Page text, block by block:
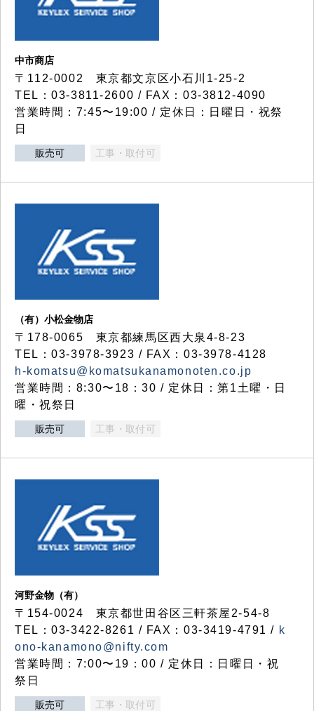
中市商店
〒112-0002 東京都文京区小石川1-25-2
TEL：03-3811-2600 / FAX：03-3812-4090
営業時間：7:45〜19:00 / 定休日：日曜日・祝祭
日
販売可 工事・取付可
（有）小松金物店
〒178-0065 東京都練馬区西大泉4-8-23
TEL：03-3978-3923 / FAX：03-3978-4128
h-komatsu@komatsukanamonoten.co.jp
営業時間：8:30〜18：30 / 定休日：第1土曜・日
曜・祝祭日
販売可 工事・取付可
河野金物（有）
〒154-0024 東京都世田谷区三軒茶屋2-54-8
TEL：03-3422-8261 / FAX：03-3419-4791 / k
ono-kanamono@nifty.com
営業時間：7:00〜19：00 / 定休日：日曜日・祝
祭日
販売可 工事・取付可